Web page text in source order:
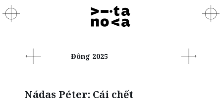
Đông 2025
Nádas Péter: Cái chết